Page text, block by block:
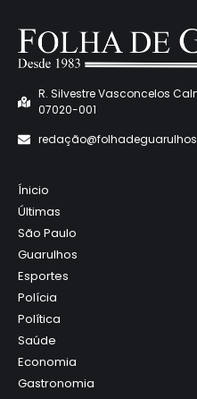
R. Silvestre Vasconcelos
07020-001
redaçã
Ínicio
Últimas
São Paulo
Guarulhos
Esportes
Polícia
Política
Saúde
Economia
Gastronomia